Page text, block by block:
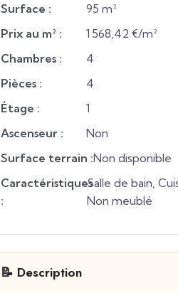
Surface :
95 m²
Prix au m² :
1 568,42 €/m²
Chambres :
4
Pièces :
4
Étage :
1
Ascenseur :
Non
Surface terrain :Non disponible
Caractéristiques
:
Salle de bain,
Non meublé
📝 Description